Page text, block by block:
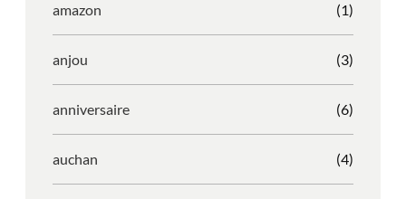
amazon (1)
anjou (3)
anniversaire (6)
auchan (4)